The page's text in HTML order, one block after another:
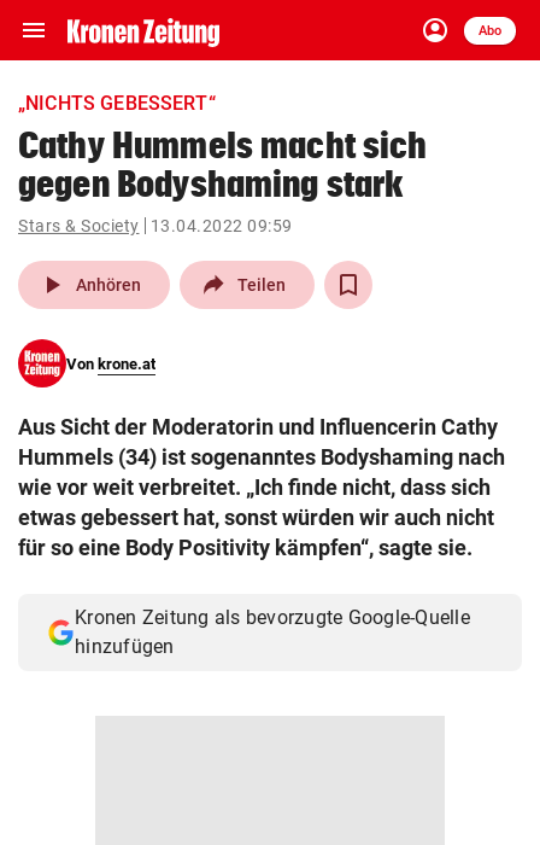
menu Navigation
ein-/ausklappen
account_circle
Anmelden
Abo
close Schließen
account_circle Anmelden
arrow_right
pin_drop
Wien arrow_right
search
eingeben
© Krone Multimedia GmbH & Co KG 2026
„NICHTS GEBESSERT“
Cathy Hummels macht sich
gegen Bodyshaming stark
Stars & Society 13.04.2022 09:59
play_arrow Anhören Teilen
Von krone.at
Aus Sicht der Moderatorin und Influencerin Cathy
Hummels (34) ist sogenanntes Bodyshaming nach
wie vor weit verbreitet. „Ich finde nicht, dass sich
etwas gebessert hat, sonst würden wir auch nicht
für so eine Body Positivity kämpfen“, sagte sie.
Kronen Zeitung als bevorzugte Google-Quelle
hinzufügen